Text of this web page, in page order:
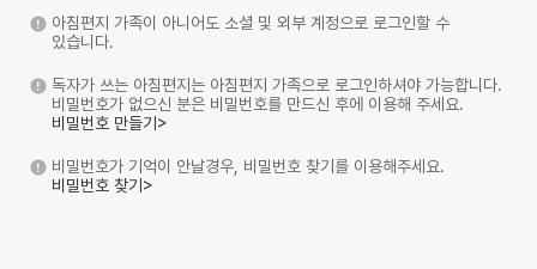
아침편지 가족이 아니어도 소셜 및 외부 계정으로 로그인할 수
있습니다.
독자가 쓰는 아침편지는 아침편지 가족으로 로그인하셔야 가능합니다.
비밀번호가 없으신 분은 비밀번호를 만드신 후에 이용해 주세요.
비밀번호 만들기>
비밀번호가 기억이 안날경우, 비밀번호 찾기를 이용해주세요.
비밀번호 찾기>